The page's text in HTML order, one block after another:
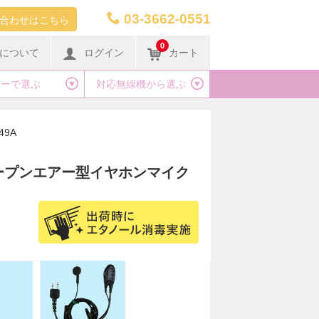
わせはこちら 03-3662-0551
ついて ログイン
0
カート
で選ぶ 対応無線機から選ぶ
ンエアー型イヤホンマイク